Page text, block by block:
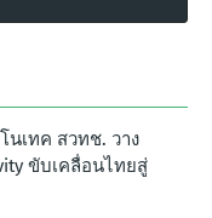
นเทค สวทช. วาง
ขับเคลื่อนไทยสู่